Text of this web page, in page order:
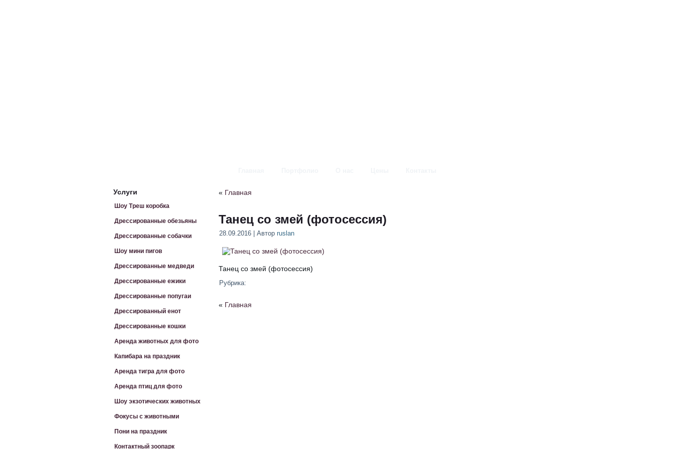
Услуги
Шоу Треш коробка
Дрессированные обезьяны
Дрессированные собачки
Шоу мини пигов
Дрессированные медведи
Дрессированные ежики
Дрессированные попугаи
Дрессированный енот
Дрессированные кошки
Аренда животных для фото
Капибара на праздник
Аренда тигра для фото
Аренда птиц для фото
Шоу экзотических животных
Фокусы с животными
Пони на праздник
Контактный зоопарк
« Главная
Танец со змей (фотосессия)
28.09.2016 | Автор ruslan
Танец со змей (фотосессия)
Рубрика:
« Главная